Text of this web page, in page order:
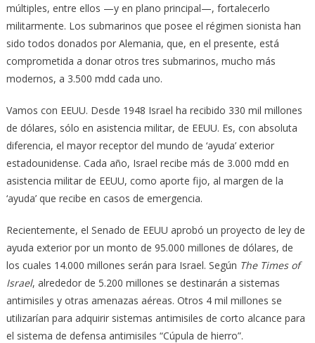
múltiples, entre ellos —y en plano principal—, fortalecerlo
militarmente. Los submarinos que posee el régimen sionista han
sido todos donados por Alemania, que, en el presente, está
comprometida a donar otros tres submarinos, mucho más
modernos, a 3.500 mdd cada uno.
Vamos con EEUU. Desde 1948 Israel ha recibido 330 mil millones
de dólares, sólo en asistencia militar, de EEUU. Es, con absoluta
diferencia, el mayor receptor del mundo de ‘ayuda’ exterior
estadounidense. Cada año, Israel recibe más de 3.000 mdd en
asistencia militar de EEUU, como aporte fijo, al margen de la
‘ayuda’ que recibe en casos de emergencia.
Recientemente, el Senado de EEUU aprobó un proyecto de ley de
ayuda exterior por un monto de 95.000 millones de dólares, de
los cuales 14.000 millones serán para Israel. Según The Times of
Israel, alrededor de 5.200 millones se destinarán a sistemas
antimisiles y otras amenazas aéreas. Otros 4 mil millones se
utilizarían para adquirir sistemas antimisiles de corto alcance para
el sistema de defensa antimisiles “Cúpula de hierro”.